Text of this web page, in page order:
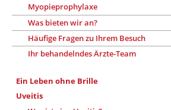
Myopieprophylaxe
Was bieten wir an?
Häufige Fragen zu Ihrem Besuch
Ihr behandelndes Ärzte-Team
Ein Leben ohne Brille
Uveitis